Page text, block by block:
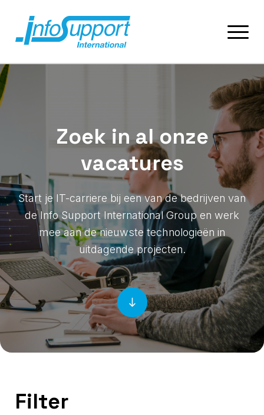
Zoek in al onze
vacatures
Start je IT-carriere bij een van de bedrijven van
de Info Support International Group en werk
mee aan de nieuwste technologieën in
uitdagende projecten.
Filter